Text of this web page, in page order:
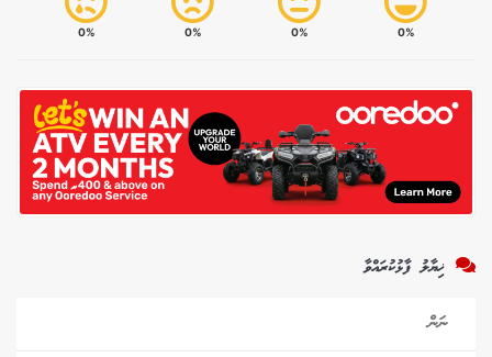
0%
0%
0%
0%
ޚިޔާލު ފާޅުކުރައްވާ